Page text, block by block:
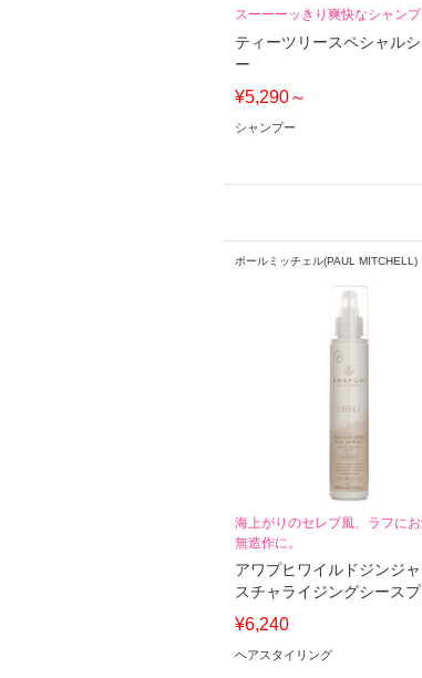
スーーーッきり爽快なシャンプ
ティーツリースペシャル
ー
¥5,290～
シャンプー
ポールミッチェル(PAUL MITCHELL)
海上がりのセレブ風、ラフに
無造作に。
アワプヒワイルドジンジ
スチャライジングシース
¥6,240
ヘアスタイリング